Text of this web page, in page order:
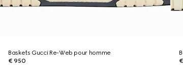
Baskets Gucci Re-Web pour homme
€ 950